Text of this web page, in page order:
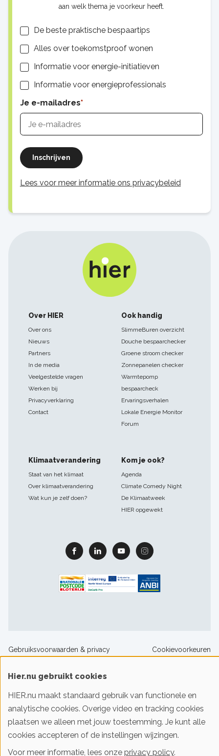
aan welk thema je voorkeur heeft.
LijstenDe beste praktische bespaartips
Alles over toekomstproof wonen
Informatie voor energie-initiatieven
Informatie voor energieprofessionals
Je e-mailadres
Inschrijven
Lees voor meer informatie ons privacybeleid
Footer
navigatie
Over HIER
Over ons
Nieuws
Partners
In de media
Veelgestelde vragen
Werken bij
Privacyverklaring
Contact
Ook handig
SlimmeBuren overzicht
Douche bespaarchecker
Groene stroom checker
Zonnepanelen checker
Warmtepomp
bespaarcheck
Ervaringsverhalen
Lokale Energie Monitor
Forum
Klimaatverandering
Staat van het klimaat
Over klimaatverandering
Wat kun je zelf doen?
Kom je ook?
Agenda
Climate Comedy Night
De Klimaatweek
HIER opgewekt
Facebook Linkedin Youtube Instagram
Footer
Gebruiksvoorwaarden & privacy Cookievoorkeuren
Iedereen slim met energie. HIER helpt je!
Hier.nu gebruikt cookies
HIER.nu maakt standaard gebruik van functionele en
analytische cookies. Overige video en tracking cookies
plaatsen we alleen met jouw toestemming. Je kunt alle
cookies accepteren of de instellingen wijzingen.
Voor meer informatie, lees onze privacy policy.